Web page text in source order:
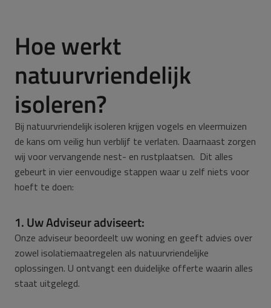
Hoe werkt
natuurvriendelijk
isoleren?
Bij natuurvriendelijk isoleren krijgen vogels en vleermuizen
de kans om veilig hun verblijf te verlaten. Daarnaast zorgen
wij voor vervangende nest- en rustplaatsen. Dit alles
gebeurt in vier eenvoudige stappen waar u zelf niets voor
hoeft te doen:
1. Uw Adviseur adviseert:
Onze adviseur beoordeelt uw woning en geeft advies over
zowel isolatiemaatregelen als natuurvriendelijke
oplossingen. U ontvangt een duidelijke offerte waarin alles
staat uitgelegd.